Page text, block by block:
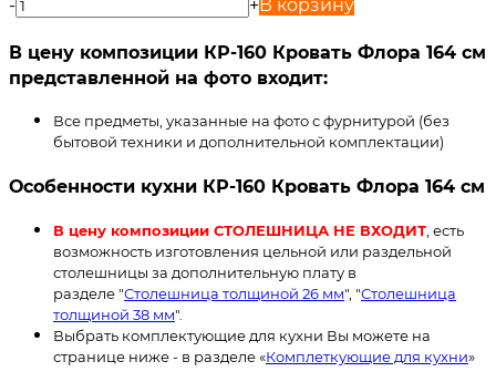
-
+В корзину
В цену композиции КР-160 Кровать Флора 164 см
представленной на фото входит:
Все предметы, указанные на фото с фурнитурой (без
бытовой техники и дополнительной комплектации)
Особенности кухни КР-160 Кровать Флора 164 см
В цену композиции СТОЛЕШНИЦА НЕ ВХОДИТ, есть
возможность изготовления цельной или раздельной
столешницы за дополнительную плату в
разделе "Столешница толщиной 26 мм", "Столешница
толщиной 38 мм".
Выбрать комплектующие для кухни Вы можете на
странице ниже - в разделе «Комплеткующие для кухни»